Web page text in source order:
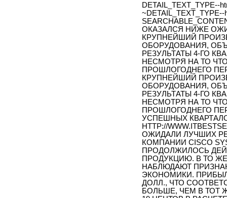
DETAIL_TEXT_TYPE--
~DETAIL_TEXT_TYPE--
ОКАЗАЛСЯ НИЖЕ
КРУПНЕЙШИЙ
ОБОРУДОВАНИЯ,
РЕЗУЛЬТАТЫ 4-ГО
НЕСМОТРЯ НА ТО
ПРОШЛОГОДНЕГО
КРУПНЕЙШИЙ
ОБОРУДОВАНИЯ,
РЕЗУЛЬТАТЫ 4-ГО
НЕСМОТРЯ НА ТО
ПРОШЛОГОДНЕГО
УСПЕШНЫХ
HTTP://
ОЖИДАЛИ ЛУЧШИХ
КОМПАНИИ CISCO
ПРОДОЛЖИЛОСЬ
ПРОДУКЦИЮ. В ТО
НАБЛЮДАЮТ
ЭКОНОМИКИ.
ДОЛЛ., ЧТО
БОЛЬШЕ, ЧЕМ В ТОТ